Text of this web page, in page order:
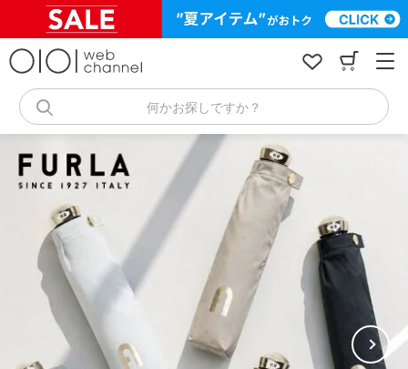
キ
何かお探しですか？